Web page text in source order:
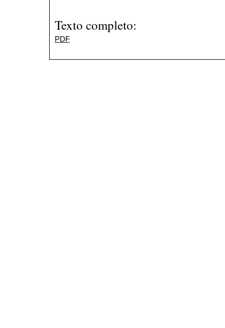
Texto completo:
PDF